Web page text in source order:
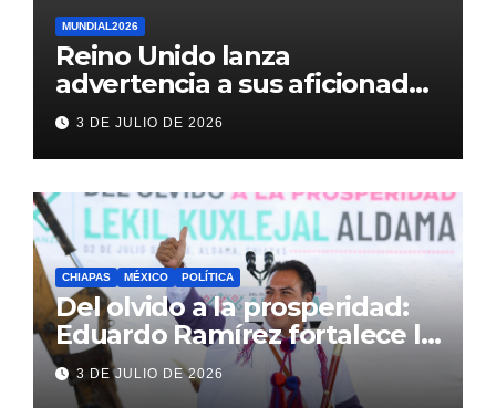
MUNDIAL2026
Reino Unido lanza
advertencia a sus aficionados
antes del México vs
Inglaterra en el Mundial 2026
3 DE JULIO DE 2026
CHIAPAS MÉXICO POLÍTICA
Del olvido a la prosperidad:
Eduardo Ramírez fortalece la
transformación de Aldama
con inversión histórica
3 DE JULIO DE 2026